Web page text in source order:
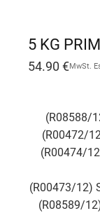
5 KG
54.90 €MwSt.
(R08588/
(R00472/
(R00474/
(R00473/12)
(R08589/